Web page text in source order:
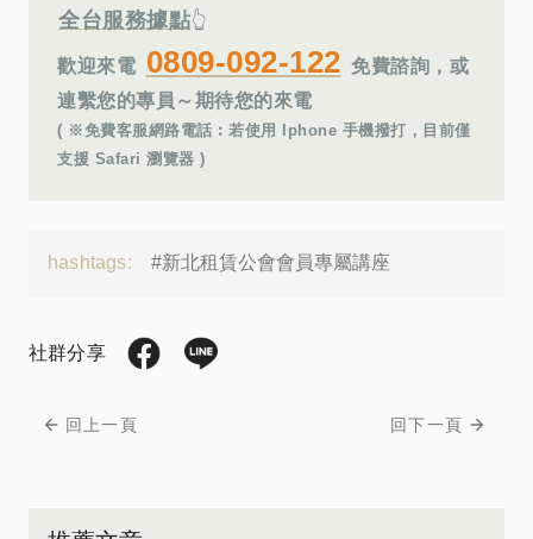
全台服務據點👆
歡迎來電 0809-092-122 免費諮詢，或
連繫您的專員～期待您的來電
( ※免費客服網路電話︰若使用 Iphone 手機撥打，目前僅
支援 Safari 瀏覽器 )
hashtags: #新北租賃公會會員專屬講座
社群分享
回上一頁 回下一頁